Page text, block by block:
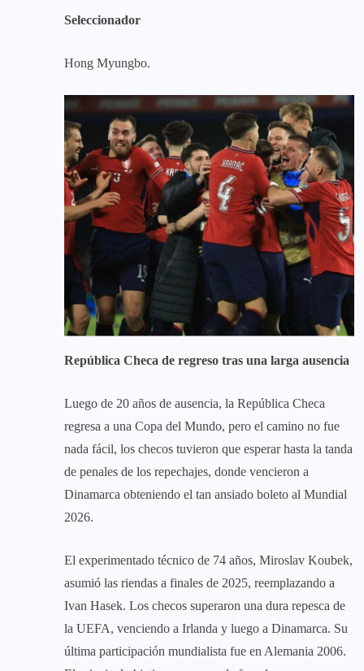
Seleccionador
Hong Myungbo.
República Checa de regreso tras una larga ausencia
Luego de 20 años de ausencia, la República Checa
regresa a una Copa del Mundo, pero el camino no fue
nada fácil, los checos tuvieron que esperar hasta la tanda
de penales de los repechajes, donde vencieron a
Dinamarca obteniendo el tan ansiado boleto al Mundial
2026.
El experimentado técnico de 74 años, Miroslav Koubek,
asumió las riendas a finales de 2025, reemplazando a
Ivan Hasek. Los checos superaron una dura repesca de
la UEFA, venciendo a Irlanda y luego a Dinamarca. Su
última participación mundialista fue en Alemania 2006.